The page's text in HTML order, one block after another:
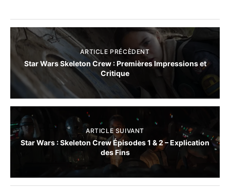
ARTICLE PRÉCÈDENT
Star Wars Skeleton Crew : Premières Impressions et
Critique
ARTICLE SUIVANT
Star Wars : Skeleton Crew Épisodes 1 & 2 – Explication
des Fins